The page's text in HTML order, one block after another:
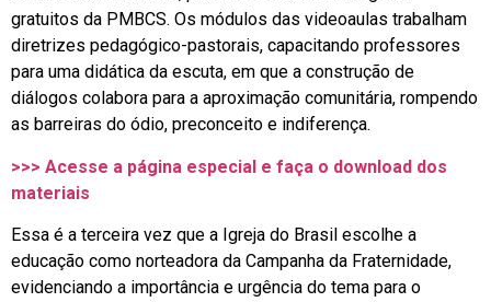
gratuitos da PMBCS. Os módulos das videoaulas trabalham
diretrizes pedagógico-pastorais, capacitando professores
para uma didática da escuta, em que a construção de
diálogos colabora para a aproximação comunitária, rompendo
as barreiras do ódio, preconceito e indiferença.
>>> Acesse a página especial e faça o download dos
materiais
Essa é a terceira vez que a Igreja do Brasil escolhe a
educação como norteadora da Campanha da Fraternidade,
evidenciando a importância e urgência do tema para o